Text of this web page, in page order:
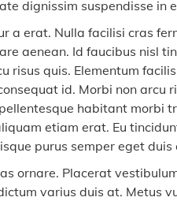
dignissim suspendisse in
a erat. Nulla facilisi cras
aenean. Id faucibus nisl
quis. Elementum
id. Morbi non
habitant
etiam erat. Eu
purus semper eget duis
ornare. Placerat
varius duis at. Metus